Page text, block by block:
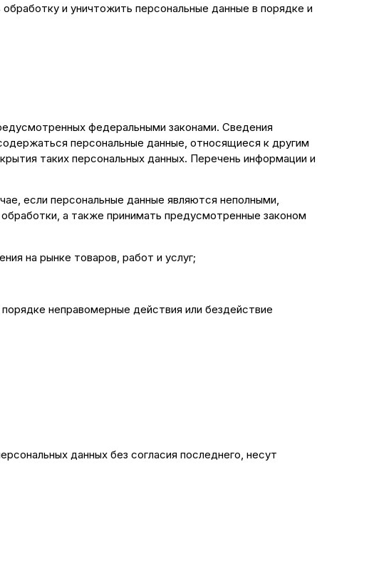
и уничтожить персональные данные в порядке и
федеральными законами. Сведения
персональные данные, относящиеся к другим
таких персональных данных. Перечень информации и
если персональные данные являются неполными,
а также принимать предусмотренные законом
на рынке товаров, работ и услуг;
неправомерные действия или бездействие
данных без согласия последнего, несут